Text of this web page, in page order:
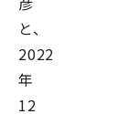
と、
2022
年
12